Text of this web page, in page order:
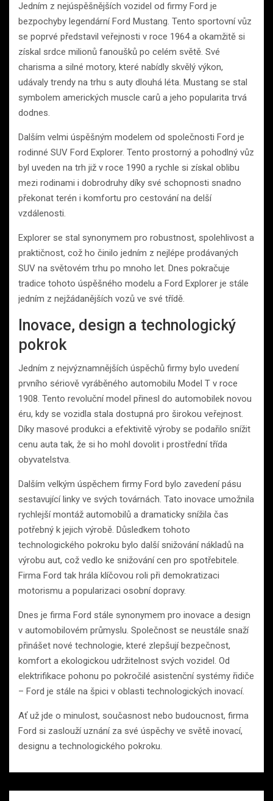
Jedním z nejúspěšnějších vozidel od firmy Ford je
bezpochyby legendární Ford Mustang. Tento sportovní vůz
se poprvé představil veřejnosti v roce 1964 a okamžitě si
získal srdce milionů fanoušků po celém světě. Své
charisma a silné motory, které nabídly skvělý výkon,
udávaly trendy na trhu s auty dlouhá léta. Mustang se stal
symbolem amerických muscle carů a jeho popularita trvá
dodnes.
Dalším velmi úspěšným modelem od společnosti Ford je
rodinné SUV Ford Explorer. Tento prostorný a pohodlný vůz
byl uveden na trh již v roce 1990 a rychle si získal oblibu
mezi rodinami i dobrodruhy díky své schopnosti snadno
překonat terén i komfortu pro cestování na delší
vzdálenosti.
Explorer se stal synonymem pro robustnost, spolehlivost a
praktičnost, což ho činilo jedním z nejlépe prodávaných
SUV na světovém trhu po mnoho let. Dnes pokračuje
tradice tohoto úspěšného modelu a Ford Explorer je stále
jedním z nejžádanějších vozů ve své třídě.
Inovace, design a technologický
pokrok
Jedním z nejvýznamnějších úspěchů firmy bylo uvedení
prvního sériově vyráběného automobilu Model T v roce
1908. Tento revoluční model přinesl do automobilek novou
éru, kdy se vozidla stala dostupná pro širokou veřejnost.
Díky masové produkci a efektivitě výroby se podařilo snížit
cenu auta tak, že si ho mohl dovolit i prostřední třída
obyvatelstva.
Dalším velkým úspěchem firmy Ford bylo zavedení pásu
sestavující linky ve svých továrnách. Tato inovace umožnila
rychlejší montáž automobilů a dramaticky snížila čas
potřebný k jejich výrobě. Důsledkem tohoto
technologického pokroku bylo další snižování nákladů na
výrobu aut, což vedlo ke snižování cen pro spotřebitele.
Firma Ford tak hrála klíčovou roli při demokratizaci
motorismu a popularizaci osobní dopravy.
Dnes je firma Ford stále synonymem pro inovace a design
v automobilovém průmyslu. Společnost se neustále snaží
přinášet nové technologie, které zlepšují bezpečnost,
komfort a ekologickou udržitelnost svých vozidel. Od
elektrifikace pohonu po pokročilé asistenční systémy řidiče
– Ford je stále na špici v oblasti technologických inovací.
Ať už jde o minulost, současnost nebo budoucnost, firma
Ford si zaslouží uznání za své úspěchy ve světě inovací,
designu a technologického pokroku.